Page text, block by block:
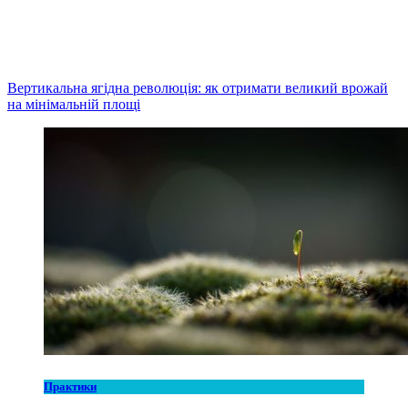
Вертикальна ягідна революція: як отримати великий врожай
на мінімальній площі
Практики